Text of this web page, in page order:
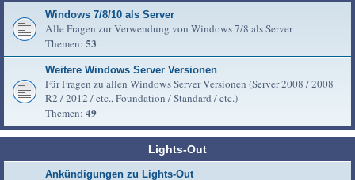
Windows 7/8/10 als Server
Alle Fragen zur Verwendung von Windows 7/8 als Server
Themen: 53
Weitere Windows Server Versionen
Für Fragen zu allen Windows Server Versionen (Server 2008 / 2008
R2 / 2012 / etc., Foundation / Standard / etc.)
Themen: 49
Lights-Out
Ankündigungen zu Lights-Out